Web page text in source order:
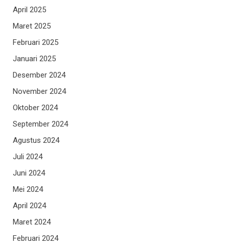
April 2025
Maret 2025
Februari 2025
Januari 2025
Desember 2024
November 2024
Oktober 2024
September 2024
Agustus 2024
Juli 2024
Juni 2024
Mei 2024
April 2024
Maret 2024
Februari 2024